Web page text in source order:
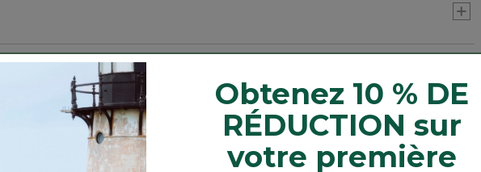
45 %.
Obtenez 10 % DE
RÉDUCTION sur
votre première